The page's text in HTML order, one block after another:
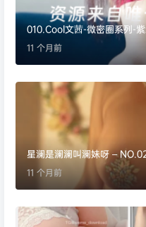
010.Cool文茜-微密圈系列-
11 个月前
星澜是澜澜叫澜妹呀 –
11 个月前